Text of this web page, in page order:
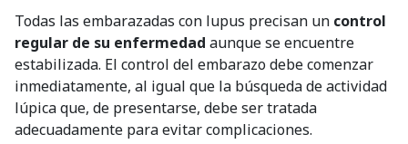
Todas las embarazadas con lupus precisan un control
regular de su enfermedad aunque se encuentre
estabilizada. El control del embarazo debe comenzar
inmediatamente, al igual que la búsqueda de actividad
lúpica que, de presentarse, debe ser tratada
adecuadamente para evitar complicaciones.